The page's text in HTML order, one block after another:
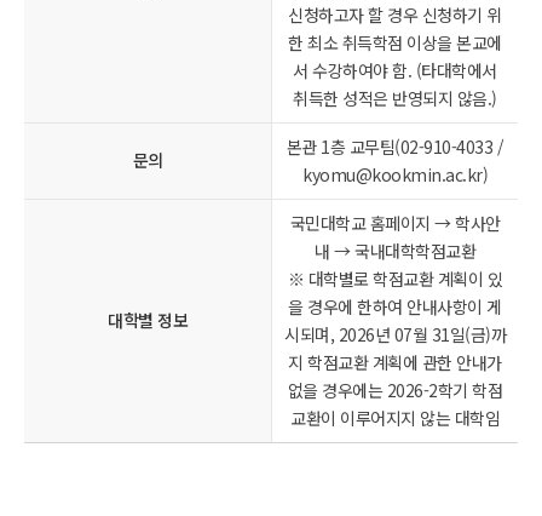
신청하고자 할 경우 신청하기 위
한 최소 취득학점 이상을 본교에
서 수강하여야 함. (타대학에서
취득한 성적은 반영되지 않음.)
문의
본관 1층 교무팀(02-910-4033 /
kyomu@kookmin.ac.kr)
대학별 정보
국민대학교 홈페이지 → 학사안
내 → 국내대학학점교환
※ 대학별로 학점교환 계획이 있
을 경우에 한하여 안내사항이 게
시되며, 2026년 07월 31일(금)까
지 학점교환 계획에 관한 안내가
없을 경우에는 2026-2학기 학점
교환이 이루어지지 않는 대학임